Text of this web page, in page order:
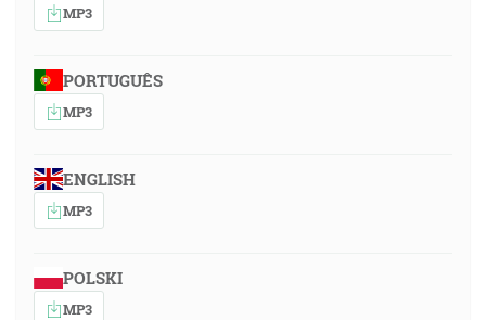
MP3
PORTUGUÊS
MP3
ENGLISH
MP3
POLSKI
MP3